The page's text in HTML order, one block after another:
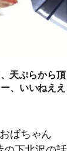
天ぷらから頂
、いいねええ
ばちゃん